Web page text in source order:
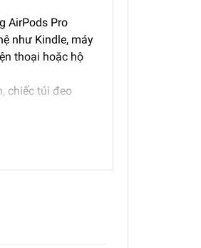
AirPods Pro
như Kindle, máy
thoại hoặc hộ
chiếc túi đeo
X-Pac.